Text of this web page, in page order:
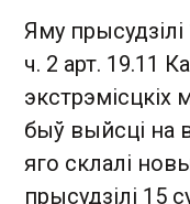
Яму
ч. 2 арт. 19.11
экстрэмісцкіх
быў выйсці на
яго склалі
прысудзілі 15